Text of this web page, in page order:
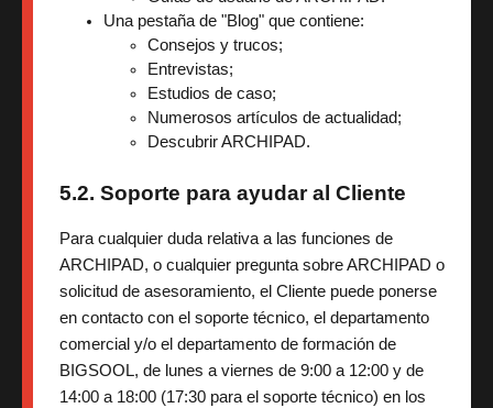
Una pestaña de "Blog" que contiene:
Consejos y trucos;
Entrevistas;
Estudios de caso;
Numerosos artículos de actualidad;
Descubrir ARCHIPAD.
5.2. Soporte para ayudar al Cliente
Para cualquier duda relativa a las funciones de
ARCHIPAD, o cualquier pregunta sobre ARCHIPAD o
solicitud de asesoramiento, el Cliente puede ponerse
en contacto con el soporte técnico, el departamento
comercial y/o el departamento de formación de
BIGSOOL, de lunes a viernes de 9:00 a 12:00 y de
14:00 a 18:00 (17:30 para el soporte técnico) en los